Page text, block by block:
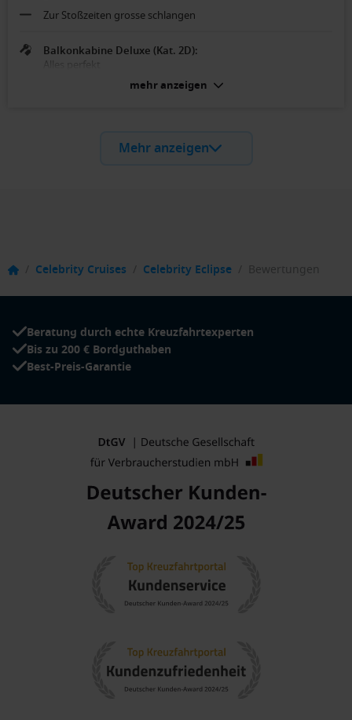
Zur Stoßzeiten grosse schlangen
Balkonkabine Deluxe (Kat. 2D):
Alles perfekt
mehr anzeigen
Mehr anzeigen
/ Celebrity Cruises / Celebrity Eclipse / Bewertungen
Beratung durch echte Kreuzfahrtexperten
Bis zu 200 € Bordguthaben
Best-Preis-Garantie